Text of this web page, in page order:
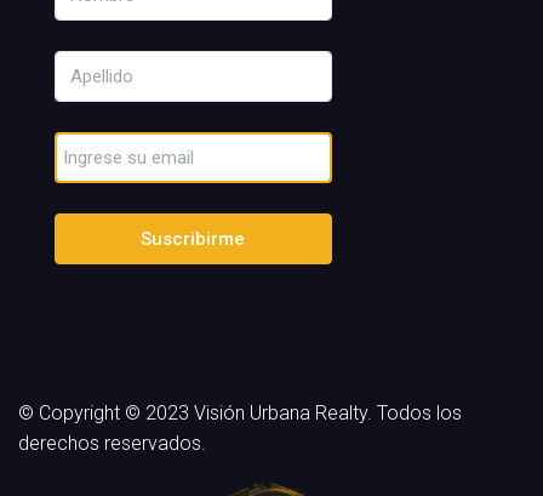
Suscribirme
© Copyright © 2023 Visión Urbana Realty. Todos los
derechos reservados.